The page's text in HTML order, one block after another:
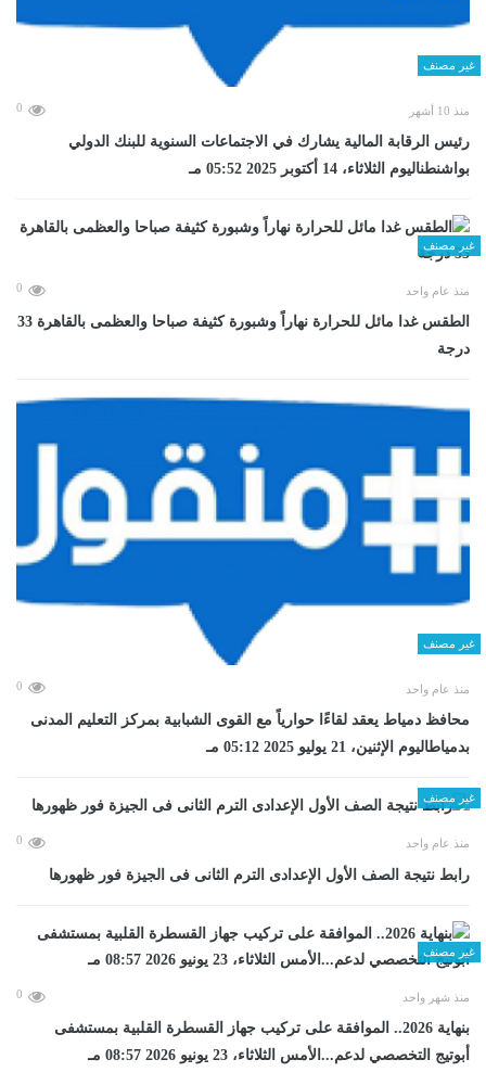
غير مصنف
منذ 10 أشهر 0
رئيس الرقابة المالية يشارك في الاجتماعات السنوية للبنك الدولي
بواشنطناليوم الثلاثاء، 14 أكتوبر 2025 05:52 مـ
غير مصنف
منذ عام واحد 0
الطقس غدا مائل للحرارة نهاراً وشبورة كثيفة صباحا والعظمى بالقاهرة 33
درجة
غير مصنف
منذ عام واحد 0
محافظ دمياط يعقد لقاءًا حوارياً مع القوى الشبابية بمركز التعليم المدنى
بدمياطاليوم الإثنين، 21 يوليو 2025 05:12 مـ
غير مصنف
منذ عام واحد 0
رابط نتيجة الصف الأول الإعدادى الترم الثانى فى الجيزة فور ظهورها
غير مصنف
منذ شهر واحد 0
بنهاية 2026.. الموافقة على تركيب جهاز القسطرة القلبية بمستشفى
أبوتيج التخصصي لدعم...الأمس الثلاثاء، 23 يونيو 2026 08:57 مـ